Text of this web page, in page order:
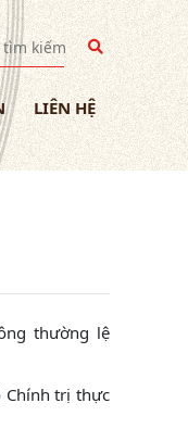
LIÊN HỆ
thường lệ
Chính trị thực